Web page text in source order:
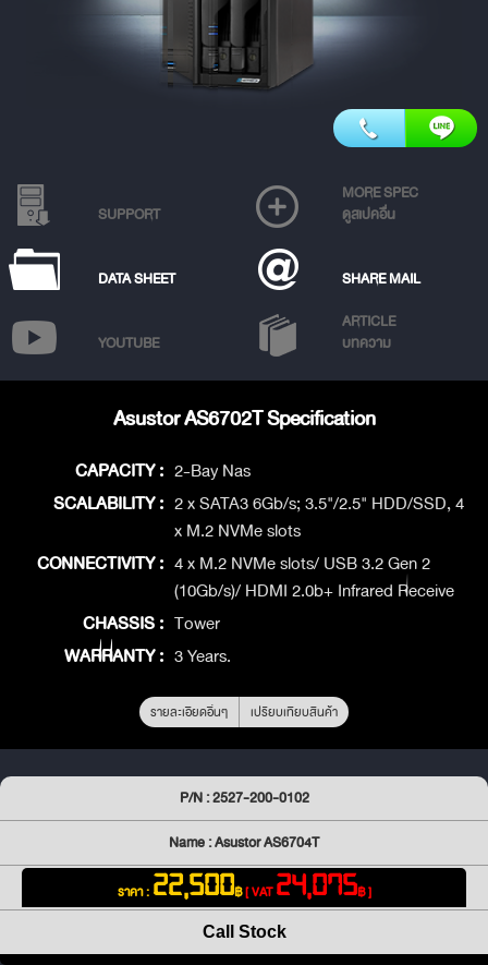
SUPPORT
MORE SPEC
ดูสเปคอื่น
DATA SHEET SHARE MAIL
YOUTUBE
ARTICLE
บทความ
Asustor AS6702T Specification
CAPACITY : 2-Bay Nas
SCALABILITY : 2 x SATA3 6Gb/s; 3.5"/2.5" HDD/SSD, 4
x M.2 NVMe slots
CONNECTIVITY : 4 x M.2 NVMe slots/ USB 3.2 Gen 2
(10Gb/s)/ HDMI 2.0b+ Infrared Receive
CHASSIS : Tower
WARRANTY : 3 Years.
รายละเอียดอื่นๆ เปรียบเทียบสินค้า
P/N : 2527-200-0102
Name : Asustor AS6704T
ราคา : 22,500฿[ VAT24,075฿ ]
Call Stock